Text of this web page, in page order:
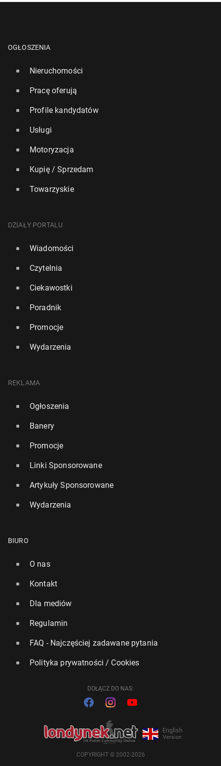
OGŁOSZENIA
Nieruchomości
Pracę oferują
Profile kandydatów
Usługi
Motoryzacja
Kupię / Sprzedam
Towarzyskie
DZIAŁY PORTALU
Wiadomości
Czytelnia
Ciekawostki
Poradnik
Promocje
Wydarzenia
REKLAMA
Ogłoszenia
Banery
Promocje
Linki Sponsorowane
Artykuły Sponsorowane
Wydarzenia
BIURO
O nas
Kontakt
Dla mediów
Regulamin
FAQ - Najczęściej zadawane pytania
Polityka prywatności / Cookies
DOŁĄCZ DO NAS:
English
Version
COPYRIGHT © 2002-2026